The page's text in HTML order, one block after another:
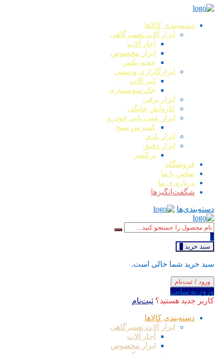
دسته‌بندی کالاها
ابزار آلات تعمیرگاهی
آچار آلات
ابزار مخصوص
جعبه بکس
ابزارگاراژی ودستی
انبر آلات
جک سوسماری
ابزار برقی
کارواش خانگی
ابزار عیب یابی خودرو
کمپرس سنج
ابزار بادی
ابزار دقیق
ترکمتر
فروشگاه
تماس با ما
درباره ی ما
شگفت‌انگیزها
دسته‌بندی‌ها
0
سبد خرید
سبد خرید شما خالی است.
ورود / ثبت‌نام
ورود به سایت
کاربر جدید هستید؟ ثبت‌نام
دسته‌بندی کالاها
ابزار آلات تعمیرگاهی
آچار آلات
ابزار مخصوص